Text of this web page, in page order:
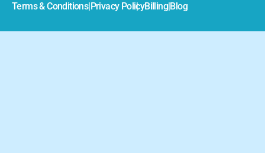
Terms & Conditions| Privacy Policy
| Billing Blog